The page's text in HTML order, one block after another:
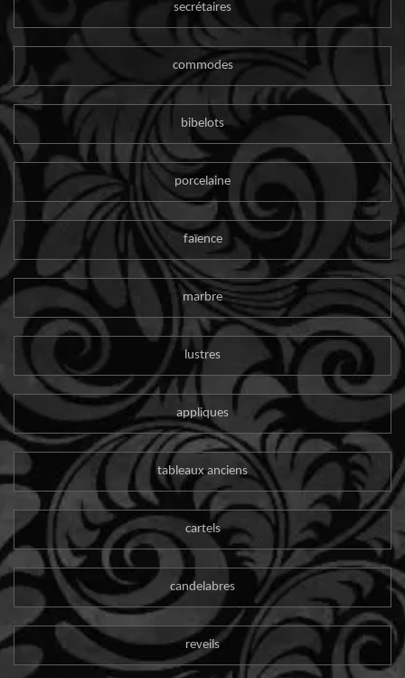
secrétaires
commodes
bibelots
porcelaine
faïence
marbre
lustres
appliques
tableaux anciens
cartels
candelabres
reveils